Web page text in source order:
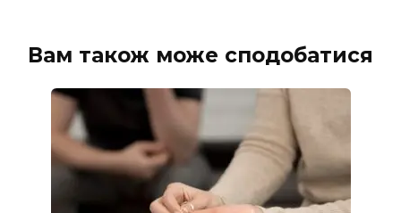
Вам також може сподобатися